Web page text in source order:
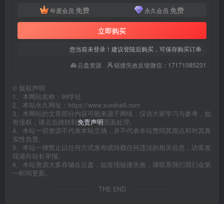
年度会员 免费 永久会员 免费
立即购买
您当前未登录！建议登陆后购买，可保存购买订单
云盘资源
链接失效反馈微信：17171085231
© 版权声明
1、本网站名称：99学社
2、本站永久网址：https://www.xueshe9.com
3、本网站的文章部分内容可能来源于网络，仅供大家学习与参考，如
有侵权，请点击跳转到免责声明页面处理。
4、本站一切资源不代表本站立场，并不代表本站赞同其观点和对其真
实性负责。
5、本站一律禁止以任何方式发布或转载任何违法的相关信息，访客发
现请向站长举报。
6、本站资源大多存储在云盘，如发现链接失效，请联系我们我们会第
一时间更新。
THE END